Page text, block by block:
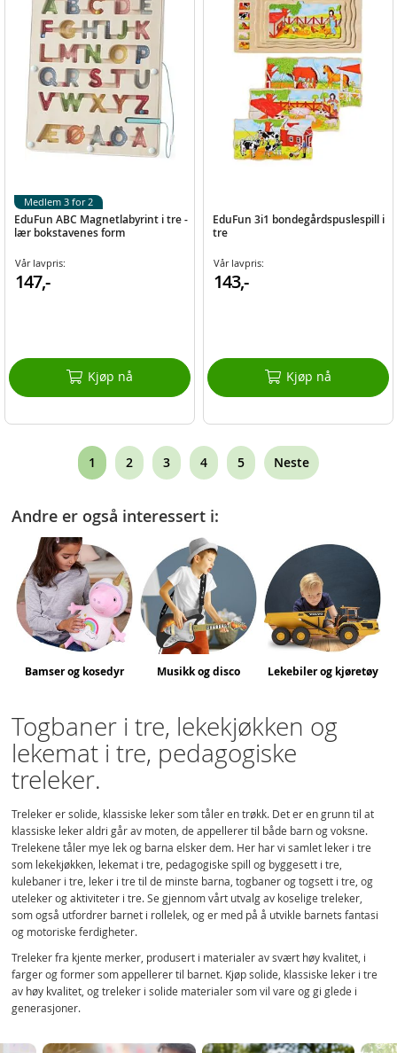
EduFun ABC Magnetlabyrint i tre -
lær bokstavenes form
Vår lavpris:
147,-
Kjøp nå
Medlem 3 for 2
EduFun 3i1 bondegårdspuslespill i
tre
Vår lavpris:
143,-
Kjøp nå
Page
You're
reading
page
1 Page
2 Page
3 Page
4 Page
5 Neste
Andre er også interessert i:
Bamser og kosedyr Musikk og disco Lekebiler og kjøretøy
Togbaner i tre, lekekjøkken og
lekemat i tre, pedagogiske
treleker.
Treleker er solide, klassiske leker som tåler en trøkk. Det er en grunn til at
klassiske leker aldri går av moten, de appellerer til både barn og voksne.
Trelekene tåler mye lek og barna elsker dem. Her har vi samlet leker i tre
som lekekjøkken, lekemat i tre, pedagogiske spill og byggesett i tre,
kulebaner i tre, leker i tre til de minste barna, togbaner og togsett i tre, og
uteleker og aktiviteter i tre. Se gjennom vårt utvalg av koselige treleker,
som også utfordrer barnet i rollelek, og er med på å utvikle barnets fantasi
og motoriske ferdigheter.
Treleker fra kjente merker, produsert i materialer av svært høy kvalitet, i
farger og former som appellerer til barnet. Kjøp solide, klassiske leker i tre
av høy kvalitet, og treleker i solide materialer som vil vare og gi glede i
generasjoner.